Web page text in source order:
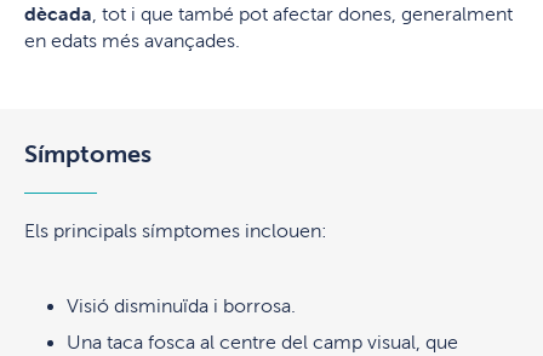
dècada , tot i que també pot afectar dones, generalment
en edats més avançades.
Símptomes
Els principals símptomes inclouen:
Visió disminuïda i borrosa.
Una taca fosca al centre del camp visual, que